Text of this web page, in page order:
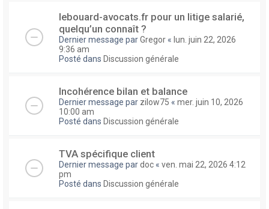
lebouard-avocats.fr pour un litige salarié,
quelqu’un connaît ?
Dernier message parGregor « lun. juin 22, 2026
9:36 am
Posté dans Discussion générale
Incohérence bilan et balance
Dernier message par zilow75 « mer. juin 10, 2026
10:00 am
Posté dans Discussion générale
TVA spécifique client
Dernier message pardoc « ven. mai 22, 2026 4:12
pm
Posté dans Discussion générale